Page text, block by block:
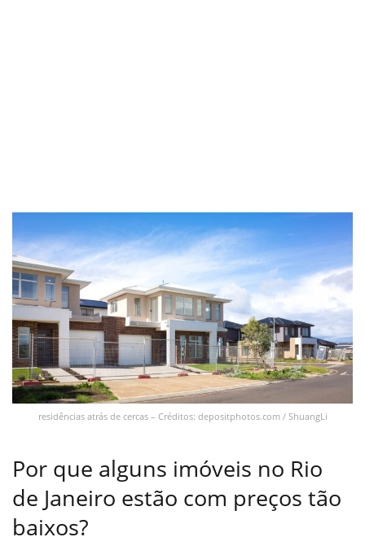
residências atrás de cercas – Créditos: depositphotos.com / ShuangLi
Por que alguns imóveis no Rio
de Janeiro estão com preços tão
baixos?